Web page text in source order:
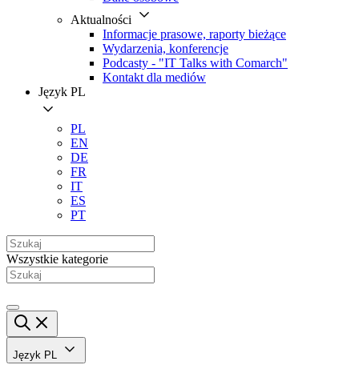
Aktualności
Informacje prasowe, raporty bieżące
Wydarzenia, konferencje
Podcasty - "IT Talks with Comarch"
Kontakt dla mediów
Język PL
PL
EN
DE
FR
IT
ES
PT
Wszystkie kategorie
Język PL